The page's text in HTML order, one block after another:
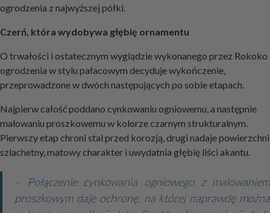
ogrodzenia z najwyższej półki.
Czerń, która wydobywa głębię ornamentu
O trwałości i ostatecznym wyglądzie wykonanego przez Rokoko
ogrodzenia w stylu pałacowym decyduje wykończenie,
przeprowadzone w dwóch następujących po sobie etapach.
Najpierw całość poddano cynkowaniu ogniowemu, a następnie
malowaniu proszkowemu w kolorze czarnym strukturalnym.
Pierwszy etap chroni stal przed korozją, drugi nadaje powierzchni
szlachetny, matowy charakter i uwydatnia głębię liści akantu.
– Połączenie cynkowania ogniowego z malowaniem
proszkowym daje ochronę, na której naprawdę można